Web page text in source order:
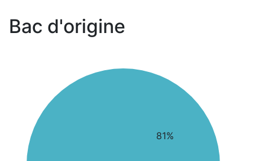
Bac d'origine
81%